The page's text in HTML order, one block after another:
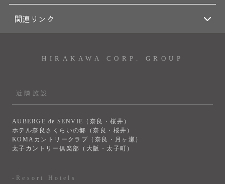
関連リンク
HIRAKAWA CORP. GROUP
-近隣施設
AUBERGE de SENVIE（奈良・桜井）
ホテル奈良さくらいの郷（奈良・桜井）
KOMAカントリークラブ（奈良・月ヶ瀬）
太子カントリー俱楽部（大阪・太子町）
-Resort Hotels